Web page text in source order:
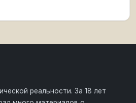
реальности. За 18 лет